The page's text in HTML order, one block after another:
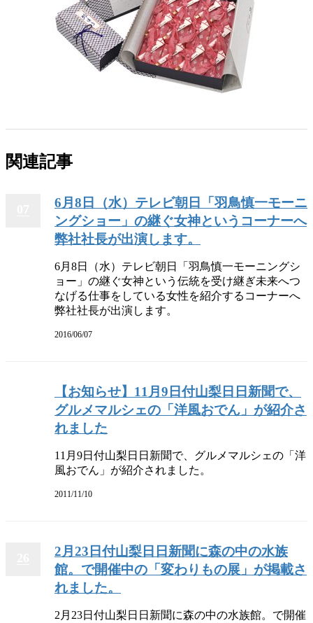
関連記事
6月8日（水）テレビ朝日「羽鳥慎一モーニ
ングショー」の継ぐ女神というコーナーへ
弊社社長が出演します。
6月8日（水）テレビ朝日「羽鳥慎一モーニングシ
ョー」の継ぐ女神という伝統を受け継ぎ未来へつ
なげる仕事をしている女性を紹介するコーナーへ
弊社社長が出演します。
2016/06/07
【お知らせ】11月9日付山梨日日新聞で、
グルメマルシェの「洋風おでん」が紹介さ
れました
11月9日付山梨日日新聞で、グルメマルシェの「洋
風おでん」が紹介されました。
2011/11/10
2月23日付山梨日日新聞に森の中の水族
館。で開催中の「変わりもの展」が掲載さ
れました。
2月23日付山梨日日新聞に森の中の水族館。で開催